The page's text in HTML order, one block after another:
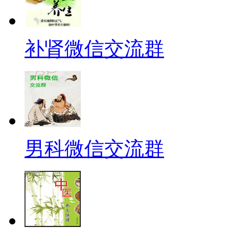
补肾微信交流群
男科微信交流群